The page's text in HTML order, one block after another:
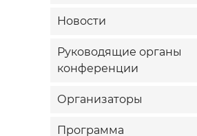
Новости
Руководящие органы
конференции
Организаторы
Программа